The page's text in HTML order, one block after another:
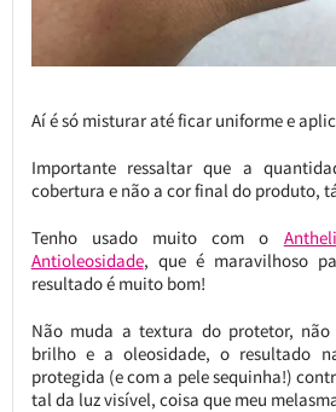
Aí é só misturar até ficar uniforme e
Importante ressaltar que a
cobertura e não a cor final do produto,
Tenho usado muito com o
Antioleosidade, que é maravilhoso
resultado é muito bom!
Não muda a textura do protetor,
brilho e a oleosidade, o resultado
protegida (e com a pele sequinha!)
tal da luz visível, coisa que meu